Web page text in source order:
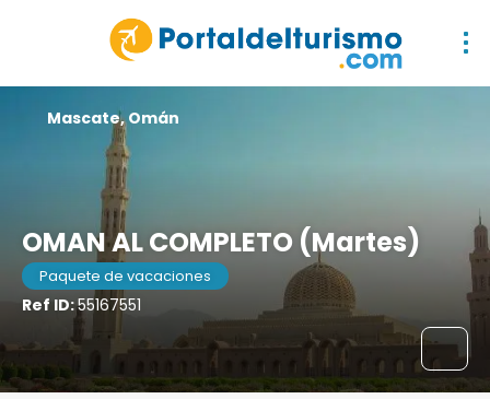
OMAN AL COMPLETO (Martes)
Paquete de vacaciones
Ref ID:55167551
Mascate, Omán